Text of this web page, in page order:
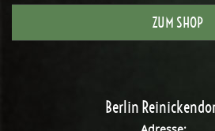
ZUM SHOP
Berlin